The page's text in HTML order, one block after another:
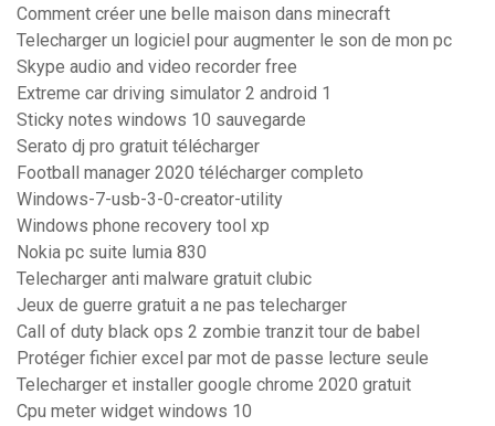
Comment créer une belle maison dans minecraft
Telecharger un logiciel pour augmenter le son de mon pc
Skype audio and video recorder free
Extreme car driving simulator 2 android 1
Sticky notes windows 10 sauvegarde
Serato dj pro gratuit télécharger
Football manager 2020 télécharger completo
Windows-7-usb-3-0-creator-utility
Windows phone recovery tool xp
Nokia pc suite lumia 830
Telecharger anti malware gratuit clubic
Jeux de guerre gratuit a ne pas telecharger
Call of duty black ops 2 zombie tranzit tour de babel
Protéger fichier excel par mot de passe lecture seule
Telecharger et installer google chrome 2020 gratuit
Cpu meter widget windows 10